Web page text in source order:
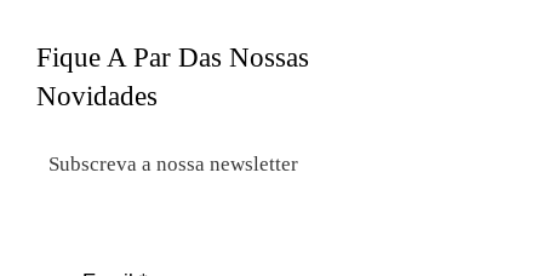
Fique A Par Das Nossas
Novidades
Subscreva a nossa newsletter